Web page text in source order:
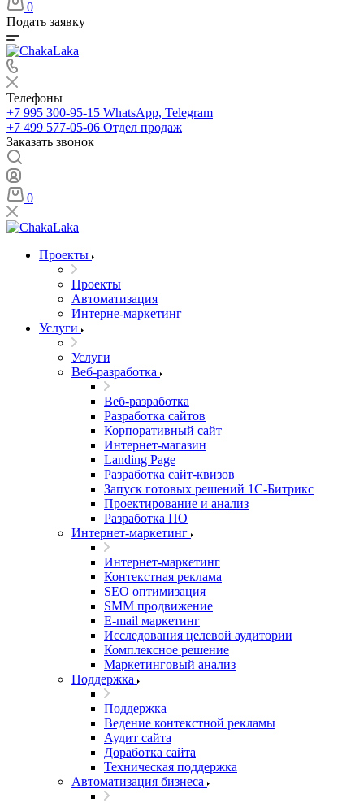
0
Подать заявку
Телефоны
+7 995 300-95-15 WhatsApp, Telegram
+7 499 577-05-06 Отдел продаж
Заказать звонок
0
Проекты
Проекты
Автоматизация
Интерне-маркетинг
Услуги
Услуги
Веб-разработка
Веб-разработка
Разработка сайтов
Корпоративный сайт
Интернет-магазин
Landing Page
Разработка сайт-квизов
Запуск готовых решений 1С-Битрикс
Проектирование и анализ
Разработка ПО
Интернет-маркетинг
Интернет-маркетинг
Контекстная реклама
SEO оптимизация
SMM продвижение
E-mail маркетинг
Исследования целевой аудитории
Комплексное решение
Маркетинговый анализ
Поддержка
Поддержка
Ведение контекстной рекламы
Аудит сайта
Доработка сайта
Техническая поддержка
Автоматизация бизнеса